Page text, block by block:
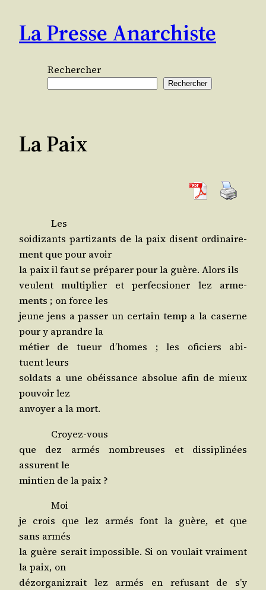
contenu
La Presse Anarchiste
Rechercher
Rechercher
La Paix
Les
soi­di­zants par­ti­zants de la paix disent ordi­nai­re­
ment que pour avoir
la paix il faut se pré­pa­rer pour la guère. Alors ils
veulent mul­ti­plier et per­fec­sio­ner lez arme­
ments ; on force les
jeune jens a pas­ser un cer­tain temp a la caserne
pour y aprandre la
métier de tueur d’homes ; les ofi­ciers abi­
tuent leurs
sol­dats a une obéis­sance abso­lue afin de mieux
pou­voir lez
anvoyer a la mort.
Croyez-vous
que dez armés nom­breuses et dis­si­pli­nées
assurent le
min­tien de la paix ?
Moi
je crois que lez armés font la guère, et que
sans armés
la guère serait impos­sible. Si on vou­lait vrai­ment
la paix, on
dézor­ga­niz­rait lez armés en refu­sant de s’y